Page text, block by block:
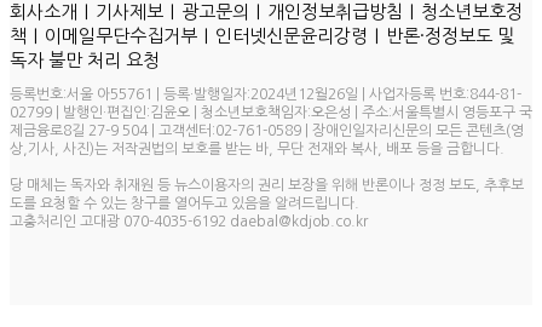
회사소개 ㅣ 기사제보 ㅣ 광고문의 ㅣ 개인정보취급방침 ㅣ 청소년보호정
책 ㅣ 이메일무단수집거부 ㅣ 인터넷신문윤리강령 ㅣ 반론·정정보도 및
독자 불만 처리 요청
등록번호:서울 아55761 | 등록·발행일자:2024년12월26일 | 사업자등록 번호:844-81-
02799 | 발행인·편집인:김윤오 | 청소년보호책임자:오은성 | 주소:서울특별시 영등포구 국
제금융로8길 27-9 504 | 고객센터:02-761-0589 | 장애인일자리신문의 모든 콘텐츠(영
상,기사, 사진)는 저작권법의 보호를 받는 바, 무단 전재와 복사, 배포 등을 금합니다.
당 매체는 독자와 취재원 등 뉴스이용자의 권리 보장을 위해 반론이나 정정 보도, 추후보
도를 요청할 수 있는 창구를 열어두고 있음을 알려드립니다.
고충처리인 고대광 070-4035-6192 daebal@kdjob.co.kr